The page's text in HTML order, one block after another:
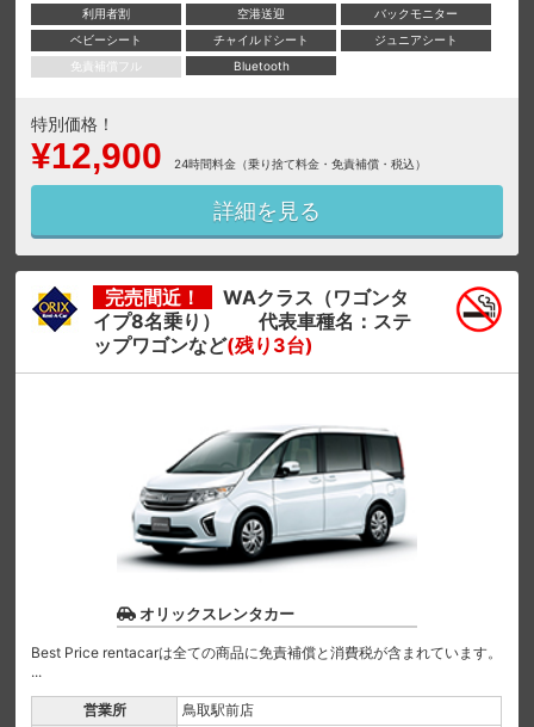
利用者割
空港送迎
バックモニター
ベビーシート
チャイルドシート
ジュニアシート
免責補償フル
Bluetooth
特別価格！
¥12,900 24時間料金（乗り捨て料金・免責補償・税込）
詳細を見る
完売間近！
WAクラス（ワゴンタ
イプ8名乗り） 代表車種名：ステ
ップワゴンなど(残り3台)
オリックスレンタカー
Best Price rentacarは全ての商品に免責補償と消費税が含まれています。
...
営業所
鳥取駅前店